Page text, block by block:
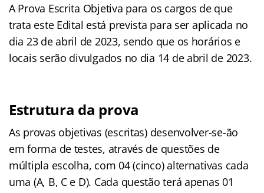
A Prova Escrita Objetiva para os cargos de que
trata este Edital está prevista para ser aplicada no
dia 23 de abril de 2023, sendo que os horários e
locais serão divulgados no dia 14 de abril de 2023.
Estrutura da prova
As provas objetivas (escritas) desenvolver-se-ão
em forma de testes, através de questões de
múltipla escolha, com 04 (cinco) alternativas cada
uma (A, B, C e D). Cada questão terá apenas 01